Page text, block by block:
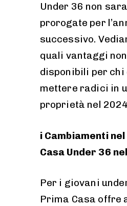
Under 36 non
prorogate per
successivo.
quali vantaggi
disponibili per chi
mettere radici in
proprietà nel
i Cambiamenti
Casa Under 36
Per i giovani
Prima Casa offre